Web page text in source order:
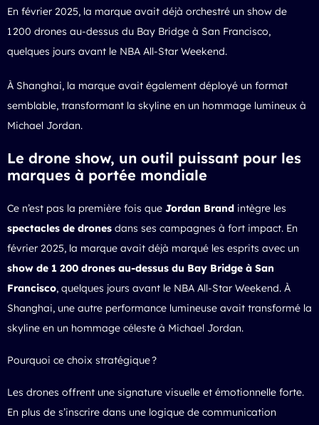
En février 2025, la marque avait déjà orchestré un show de
1 200 drones au-dessus du Bay Bridge à San Francisco,
quelques jours avant le NBA All-Star Weekend.
À Shanghai, la marque avait également déployé un format
semblable, transformant la skyline en un hommage lumineux à
Michael Jordan.
Le drone show, un outil puissant pour les
marques à portée mondiale
Ce n’est pas la première fois que Jordan Brand intègre les
spectacles de drones dans ses campagnes à fort impact. En
février 2025, la marque avait déjà marqué les esprits avec un
show de 1 200 drones au-dessus du Bay Bridge à San
Francisco, quelques jours avant le NBA All-Star Weekend. À
Shanghai, une autre performance lumineuse avait transformé la
skyline en un hommage céleste à Michael Jordan.
Pourquoi ce choix stratégique ?
Les drones offrent une signature visuelle et émotionnelle forte.
En plus de s’inscrire dans une logique de communication